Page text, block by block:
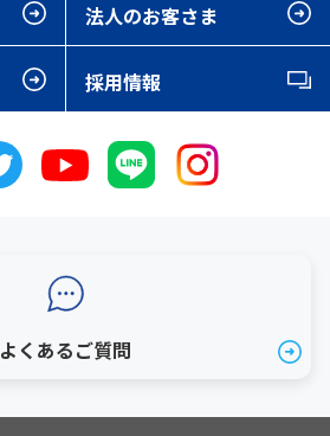
法人のお客さま
採用情報
よくあるご質問